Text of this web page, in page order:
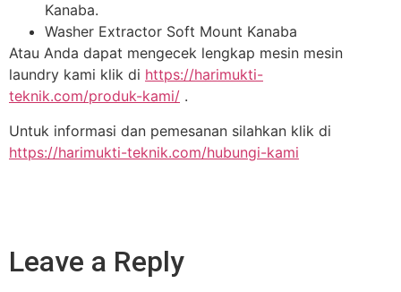
Kanaba.
Washer Extractor Soft Mount Kanaba
Atau Anda dapat mengecek lengkap mesin mesin
laundry kami klik di https://harimukti-
teknik.com/produk-kami/ .
Untuk informasi dan pemesanan silahkan klik di
https://harimukti-teknik.com/hubungi-kami
Leave a Reply